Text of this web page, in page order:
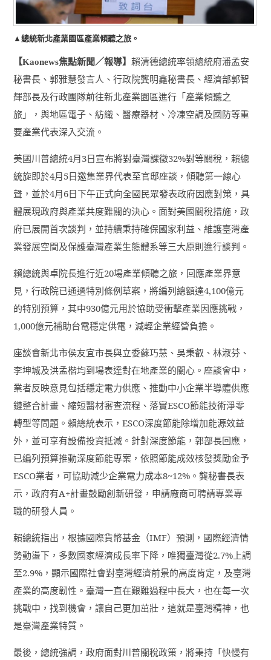
▲總統新北產業園區產業傾聽之旅。
【Kaonews焦點新聞／報導】賴清德總統率領總統府潘孟安
秘書長、郭雅慧發言人、行政院龔明鑫秘書長、經濟部郭智
輝部長及行政團隊前往新北產業園區進行「產業傾聽之
旅」，與地區電子、紡織、醫療器材、冷凍空調及國防等重
要產業代表深入交流。
美國川普總統4月3日宣布將對臺灣課徵32%對等關稅，賴總
統旋即於4月5日邀集業界代表至官邸座談，傾聽第一線心
聲，並於4月6日下午正式向全國民眾發表政府因應對策，具
體展現政府與產業共度難關的決心。面對美國關稅措施，政
府已展開首次談判，並持續秉持確保國家利益、維護臺灣產
業發展空間及保護臺灣產業生態體系等三大原則進行談判。
賴總統與卓院長進行近20場產業傾聽之旅，回應產業界意
見，行政院已通過特別條例草案，將編列總額達4,100億元
的特別預算，其中930億元用於協助受衝擊產業因應挑戰，
1,000億元補助台電穩定供電，減輕企業經營負擔。
座談會新北市侯友宜市長與立委蘇巧慧、吳秉叡、林淑芬、
李坤城及洪孟楷均到場表達對在地產業的關心。座談會中，
業者反映意見包括穩定電力供應、推動中小企業半導體供應
鏈整合計畫、縮短醫材審查流程、落實ESCO節能技術淨零
轉型等問題。賴總統表示，ESCO深度節能除增加能源效益
外，並可享有設備投資抵減。針對深度節能，郭部長回應，
已編列預算推動深度節能專案，依照節能成效核發獎勵金予
ESCO業者，可協助減少企業電力成本8~12% 。龔秘書長表
示，政府有A+計畫鼓勵創新研發，申請廠商可聘請專業專
職的研發人員。
賴總統指出，根據國際貨幣基金（IMF）預測，國際經濟情
勢動盪下，多數國家經濟成長率下降，唯獨臺灣從2.7% 上調
至2.9% ，顯示國際社會對臺灣經濟前景的高度肯定，及臺灣
產業的高度韌性。臺灣一直在艱難過程中長大，也在每一次
挑戰中，找到機會，讓自己更加茁壯，這就是臺灣精神，也
是臺灣產業特質。
最後，總統強調，政府面對川普關稅政策，將秉持「快慢有